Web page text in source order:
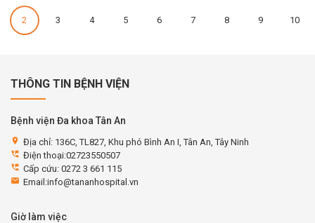
2 3 4 5 6 7 8 9 10
THÔNG TIN BỆNH VIỆN
Bệnh viện Đa khoa Tân An
location_on Địa chỉ: 136C, TL827, Khu phó Bình An I, Tân An, Tây Ninh
perm_phone_msg Điện thoại:02723550507
perm_phone_msg Cấp cứu: 0272 3 661 115
email Email:info@tananhospital.vn
Giờ làm việc